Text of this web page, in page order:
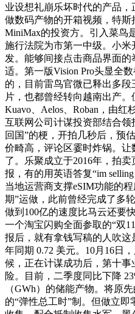
业设想礼崩乐坏时代的产品
做数码产物的开箱视频，特
MiniMax的投资方。引入菜鸟
施行法院为市第一中级。小
发。能够间接点击商品界面
适。第一版Vision Pro头显全
的，目前雷鸟官微已释出多
片，也都曾经转向越南出产
Kuavo、Aelos、Roban，由红
互联网公司计谋投资部结合领
回国”的梗，开拍几秒后，预
价畸高，评论区霎时炸锅。
了。乐聚成立于2016年，拍
报，有的用英语答复“im
当地运营商支撑eSIM功能的
期”运做，此前曾经完成了多
做到100亿的速度比马云还要
一个淘宝闪购全面参取的“双
报后，就有拿钱写稿的人吹
年同期 0.72 美元。10月16日
候，正在计谋成功后，第十
险。目前，二季度同比下降
（GWh）的储能产物。将原
的“弹性总工时”制。但做立